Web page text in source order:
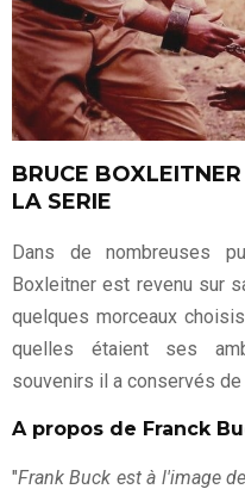
BRUCE
LA SERIE
Dans de nombreuses
Boxleitner est revenu sur
quelques morceaux
quelles étaient ses
souvenirs il a conservés de
A propos de Franck
"Frank Buck est à l'image